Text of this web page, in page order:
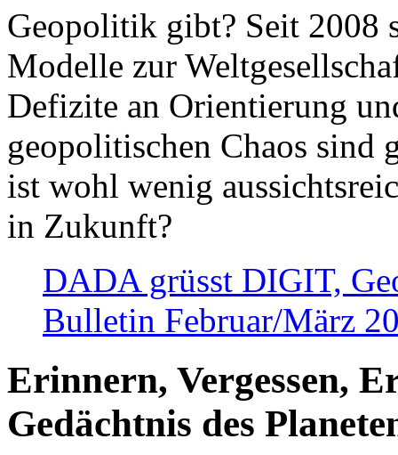
Geopolitik gibt? Seit 2008
Modelle zur
Defizite an Orientierung
geopolitischen Chaos sind
ist wohl wenig
in Zukunft?
DADA grüsst DIGIT,
Bulletin Februar/März
Erinnern, Vergessen,
Gedächtnis des